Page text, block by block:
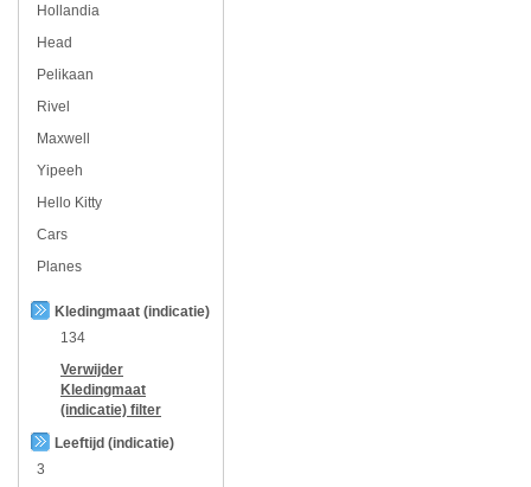
Hollandia
Head
Pelikaan
Rivel
Maxwell
Yipeeh
Hello Kitty
Cars
Planes
Kledingmaat (indicatie)
134
Verwijder
Kledingmaat
(indicatie) filter
Leeftijd (indicatie)
3